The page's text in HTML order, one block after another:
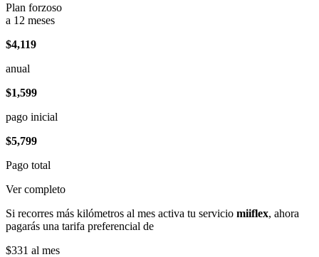
Plan forzoso
a 12 meses
$4,119
anual
$1,599
pago inicial
$5,799
Pago total
Ver completo
Si recorres más kilómetros al mes activa tu servicio miiflex, ahora
pagarás una tarifa preferencial de
$331 al mes